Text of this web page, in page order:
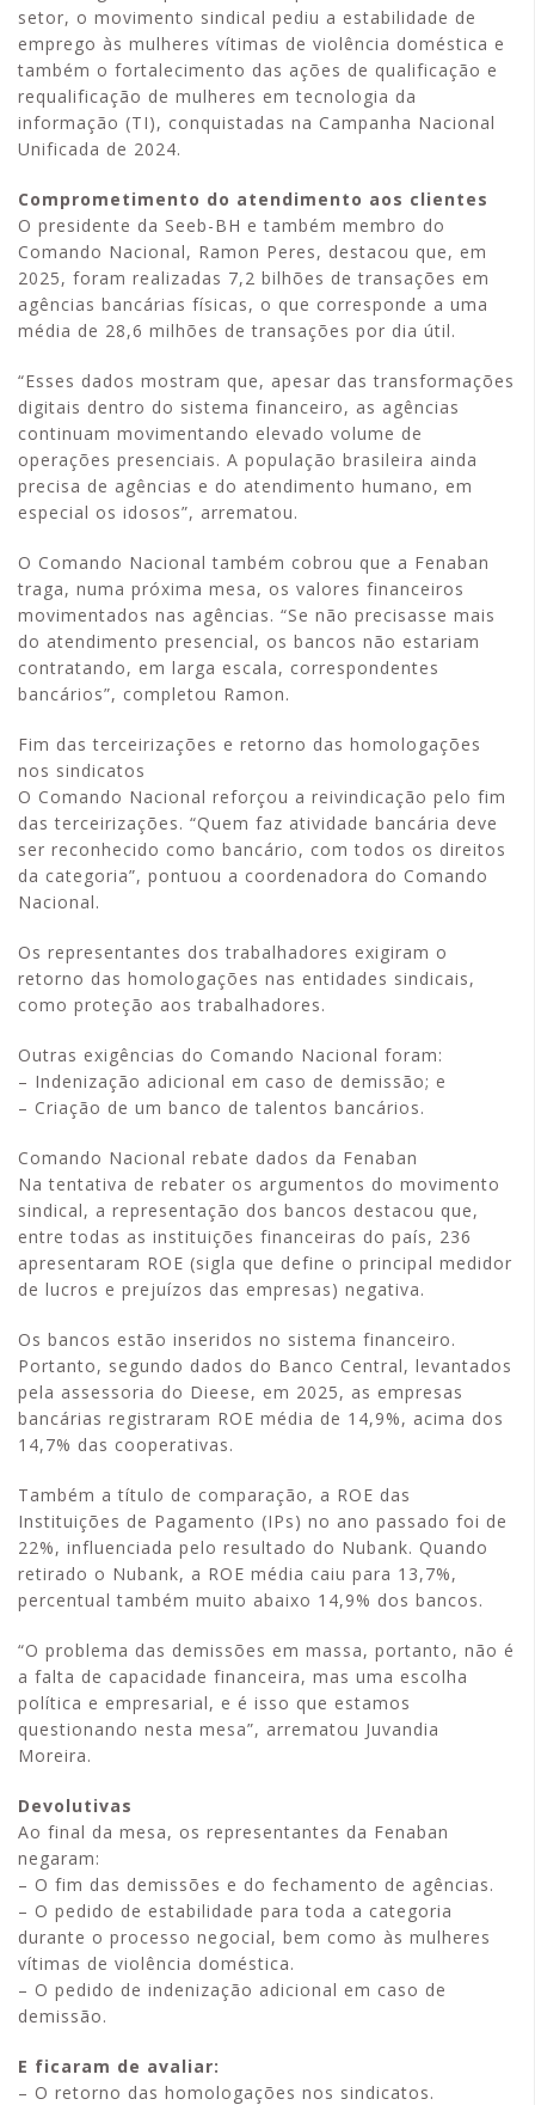
setor, o movimento sindical pediu a estabilidade de
emprego às mulheres vítimas de violência doméstica e
também o fortalecimento das ações de qualificação e
requalificação de mulheres em tecnologia da
informação (TI), conquistadas na Campanha Nacional
Unificada de 2024.
Comprometimento do atendimento aos clientes
O presidente da Seeb-BH e também membro do
Comando Nacional, Ramon Peres, destacou que, em
2025, foram realizadas 7,2 bilhões de transações em
agências bancárias físicas, o que corresponde a uma
média de 28,6 milhões de transações por dia útil.
“Esses dados mostram que, apesar das transformações
digitais dentro do sistema financeiro, as agências
continuam movimentando elevado volume de
operações presenciais. A população brasileira ainda
precisa de agências e do atendimento humano, em
especial os idosos”, arrematou.
O Comando Nacional também cobrou que a Fenaban
traga, numa próxima mesa, os valores financeiros
movimentados nas agências. “Se não precisasse mais
do atendimento presencial, os bancos não estariam
contratando, em larga escala, correspondentes
bancários”, completou Ramon.
Fim das terceirizações e retorno das homologações
nos sindicatos
O Comando Nacional reforçou a reivindicação pelo fim
das terceirizações. “Quem faz atividade bancária deve
ser reconhecido como bancário, com todos os direitos
da categoria”, pontuou a coordenadora do Comando
Nacional.
Os representantes dos trabalhadores exigiram o
retorno das homologações nas entidades sindicais,
como proteção aos trabalhadores.
Outras exigências do Comando Nacional foram:
– Indenização adicional em caso de demissão; e
– Criação de um banco de talentos bancários.
Comando Nacional rebate dados da Fenaban
Na tentativa de rebater os argumentos do movimento
sindical, a representação dos bancos destacou que,
entre todas as instituições financeiras do país, 236
apresentaram ROE (sigla que define o principal medidor
de lucros e prejuízos das empresas) negativa.
Os bancos estão inseridos no sistema financeiro.
Portanto, segundo dados do Banco Central, levantados
pela assessoria do Dieese, em 2025, as empresas
bancárias registraram ROE média de 14,9%, acima dos
14,7% das cooperativas.
Também a título de comparação, a ROE das
Instituições de Pagamento (IPs) no ano passado foi de
22%, influenciada pelo resultado do Nubank. Quando
retirado o Nubank, a ROE média caiu para 13,7%,
percentual também muito abaixo 14,9% dos bancos.
“O problema das demissões em massa, portanto, não é
a falta de capacidade financeira, mas uma escolha
política e empresarial, e é isso que estamos
questionando nesta mesa”, arrematou Juvandia
Moreira.
Devolutivas
Ao final da mesa, os representantes da Fenaban
negaram:
– O fim das demissões e do fechamento de agências.
– O pedido de estabilidade para toda a categoria
durante o processo negocial, bem como às mulheres
vítimas de violência doméstica.
– O pedido de indenização adicional em caso de
demissão.
E ficaram de avaliar:
– O retorno das homologações nos sindicatos.